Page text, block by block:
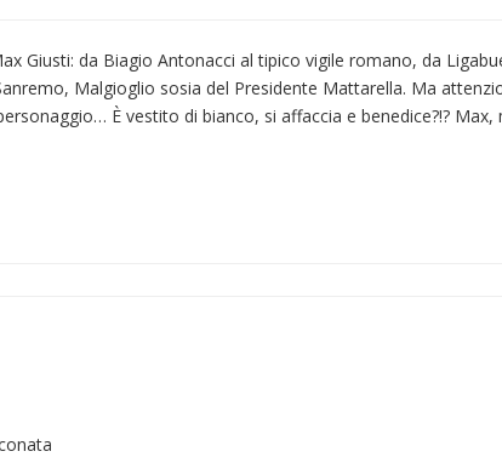
Giusti: da Biagio Antonacci al tipico vigile romano, da
Malgioglio sosia del Presidente Mattarella. Ma
È vestito di bianco, si affaccia e benedice?!? Max,